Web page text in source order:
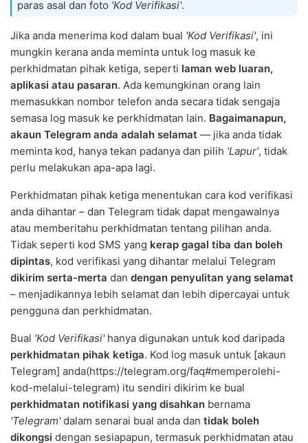
paras asal dan foto 'Kod Verifikasi'.
Jika anda menerima kod dalam bual 'Kod Verifikasi', ini
mungkin kerana anda meminta untuk log masuk ke
perkhidmatan pihak ketiga, seperti laman web luaran,
aplikasi atau pasaran. Ada kemungkinan orang lain
memasukkan nombor telefon anda secara tidak sengaja
semasa log masuk ke perkhidmatan lain. Bagaimanapun,
akaun Telegram anda adalah selamat — jika anda tidak
meminta kod, hanya tekan padanya dan pilih 'Lapur', tidak
perlu melakukan apa-apa lagi.
Perkhidmatan pihak ketiga menentukan cara kod verifikasi
anda dihantar – dan Telegram tidak dapat mengawalnya
atau memberitahu perkhidmatan tentang pilihan anda.
Tidak seperti kod SMS yang kerap gagal tiba dan boleh
dipintas, kod verifikasi yang dihantar melalui Telegram
dikirim serta-merta dan dengan penyulitan yang selamat
– menjadikannya lebih selamat dan lebih dipercayai untuk
pengguna dan perkhidmatan.
Bual 'Kod Verifikasi'hanya digunakan untuk kod daripada
perkhidmatan pihak ketiga. Kod log masuk untuk [akaun
Telegram] anda(https://telegram.org/faq#memperolehi-
kod-melalui-telegram) itu sendiri dikirim ke bual
perkhidmatan notifikasi yang disahkan bernama
'Telegram'dalam senarai bual anda dan tidak boleh
dikongsi dengan sesiapapun, termasuk perkhidmatan atau